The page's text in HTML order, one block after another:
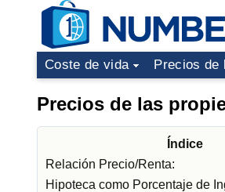
Coste de vida Precios de
Precios de las
Índice
Relación Precio/Renta:
Hipoteca como Porcentaje de